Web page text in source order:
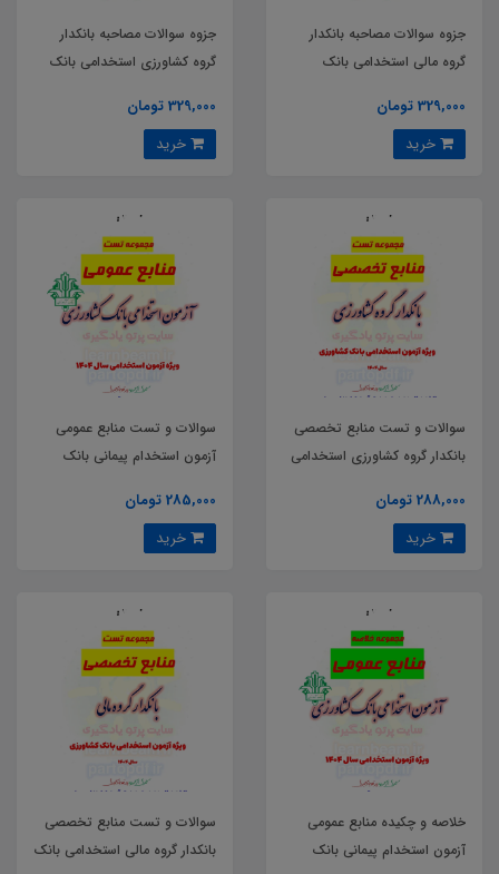
جزوه سوالات مصاحبه بانکدار
گروه مالی استخدامی بانک
329,000 تومان
جزوه سوالات مصاحبه بانکدار
گروه کشاورزی استخدامی بانک
329,000 تومان
سوالات و تست منابع تخصصی
بانکدار گروه کشاورزی استخدامی
288,000 تومان
سوالات و تست منابع عمومی
آزمون استخدام پیمانی بانک
285,000 تومان
خلاصه و چکیده منابع عمومی
آزمون استخدام پیمانی بانک
سوالات و تست منابع تخصصی
بانکدار گروه مالی استخدامی بانک